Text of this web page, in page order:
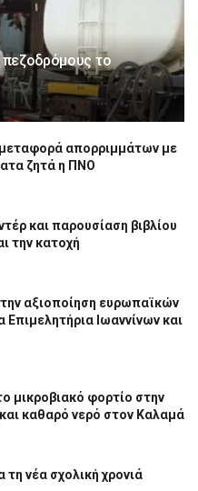
πεζοδρόμους το
απορριμμάτων με
ζητά η ΠΝΟ
και παρουσίαση βιβλίου
την κατοχή
αξιοποίηση ευρωπαϊκών
Ιωαννίνων και
μικροβιακό φορτίο στην
καθαρό νερό στον Καλαμά
τη νέα σχολική χρονιά